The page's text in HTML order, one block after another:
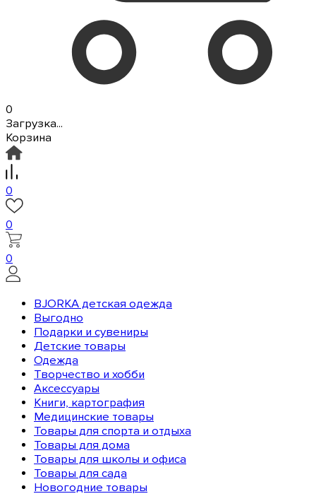
0
Загрузка...
Корзина
0
0
0
BJORKA детская одежда
Выгодно
Подарки и сувениры
Детские товары
Одежда
Творчество и хобби
Аксессуары
Книги, картография
Медицинские товары
Товары для спорта и отдыха
Товары для дома
Товары для школы и офиса
Товары для сада
Новогодние товары